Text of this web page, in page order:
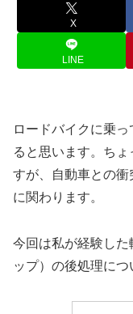
X
LINE
ロードバイクに乗
ると思います。ち
すが、自動車との
に関わります。
今回は私が経験した
ップ）の後処理につ